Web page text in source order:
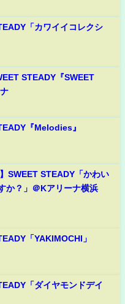
「カワイイコレクシ
STEADY『SWEET
『Melodies』
SWEET STEADY「かわい
か？」＠Kアリーナ横浜
「YAKIMOCHI」
「ダイヤモンドデイ